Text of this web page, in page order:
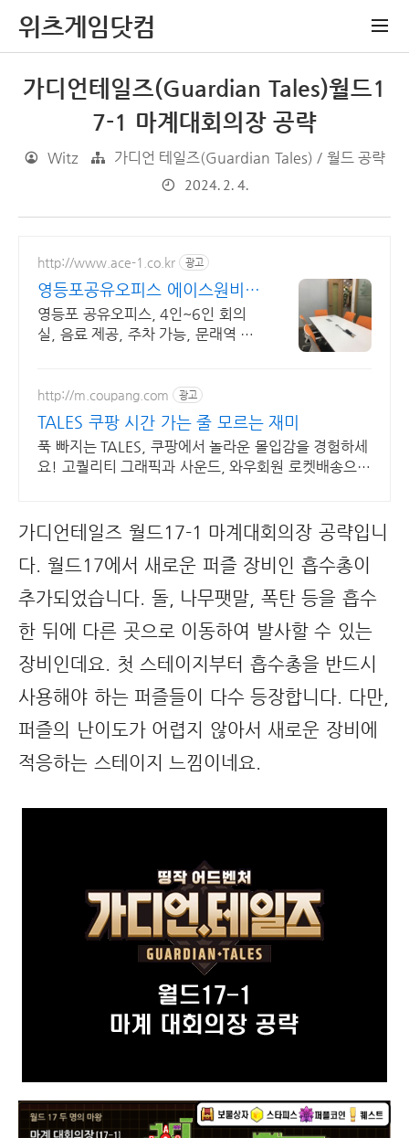
위츠게임닷컴
가디언테일즈(Guardian Tales)월드1
7-1 마계대회의장 공략
Witz 가디언 테일즈(Guardian Tales) / 월드 공략
2024. 2. 4.
http://www.ace-1.co.kr 광고
영등포공유오피스 에이스원비즈
문래역6번출구 도보7분이내
영등포 공유오피스, 4인~6인 회의
실, 음료 제공, 주차 가능, 문래역 도
http://m.coupang.com 광고
TALES 쿠팡 시간 가는 줄 모르는 재미
푹 빠지는 TALES, 쿠팡에서 놀라운 몰입감을 경험하세
요! 고퀄리티 그래픽과 사운드, 와우회원 로켓배송으로
가디언테일즈 월드17-1 마계대회의장 공략입니
다. 월드17에서 새로운 퍼즐 장비인 흡수총이
추가되었습니다. 돌, 나무팻말, 폭탄 등을 흡수
한 뒤에 다른 곳으로 이동하여 발사할 수 있는
장비인데요. 첫 스테이지부터 흡수총을 반드시
사용해야 하는 퍼즐들이 다수 등장합니다. 다만,
퍼즐의 난이도가 어렵지 않아서 새로운 장비에
적응하는 스테이지 느낌이네요.